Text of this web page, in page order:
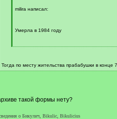
]milira написал:
Умерла в 1984 году
[
Тогда по месту жительства прабабушки в
[
такой формы нету?
о Бикулич, Bikulic, Bikulicius